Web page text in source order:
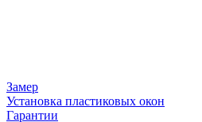
Замер
Установка пластиковых окон
Гарантии